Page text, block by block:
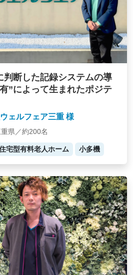
判断した記録システムの導
”によって生まれたポジテ
ェルフェア三重 様
重県／約200名
宅型有料老人ホーム 小多機